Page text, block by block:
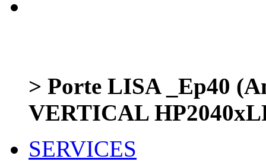
> Porte LISA _Ep40
VERTICAL
SERVICES